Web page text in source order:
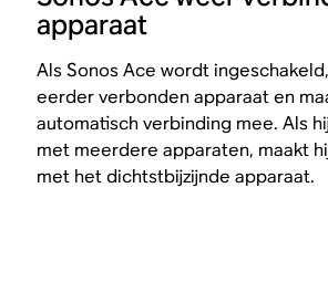
apparaat
Als Sonos Ace wordt
eerder verbonden apparaat en
automatisch verbinding mee. Als
met meerdere apparaten, maakt
met het dichtstbijzijnde apparaat.